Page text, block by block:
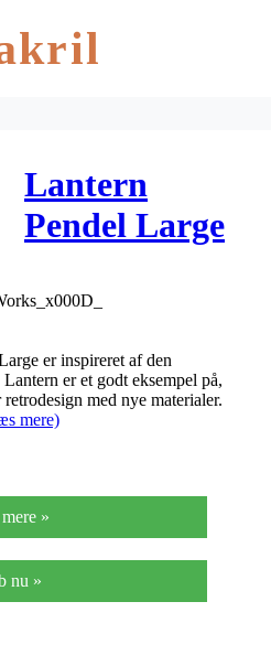
Lantern
Pendel Large
er inspireret af den
er et godt eksempel på,
med nye materialer.
mere)
»
nu »